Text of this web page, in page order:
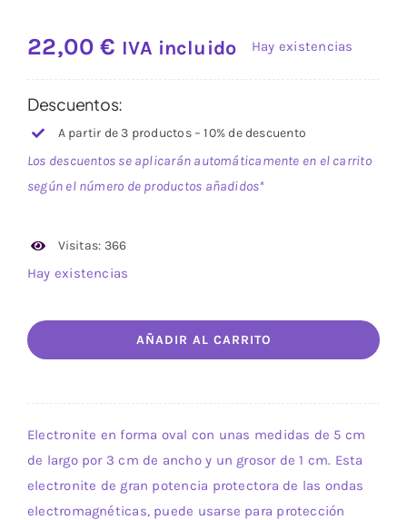
22,00€ IVA incluido Hay existencias
Descuentos:
A partir de 3 productos – 10% de descuento
Los descuentos se aplicarán automáticamente en el carrito
según el número de productos añadidos*
Visitas: 366
Hay existencias
Navy
verde
1
cantidad
AÑADIR AL CARRITO
Electronite en forma oval con unas medidas de 5 cm
de largo por 3 cm de ancho y un grosor de 1 cm. Esta
electronite de gran potencia protectora de las ondas
electromagnéticas, puede usarse para protección